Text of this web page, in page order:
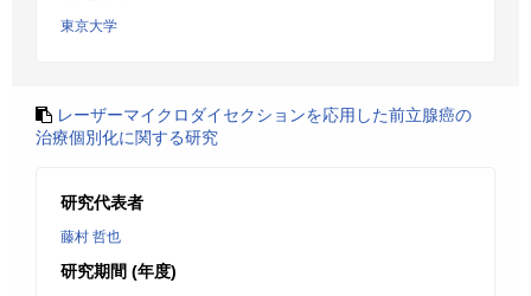
東京大学
レーザーマイクロダイセクションを応用した前立腺癌の
治療個別化に関する研究
研究代表者
藤村 哲也
研究期間 (年度)